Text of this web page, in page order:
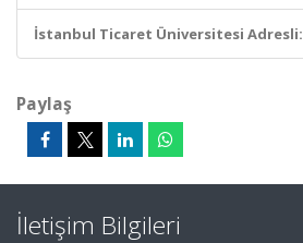
İstanbul Ticaret Üniversitesi Adresli:
Paylaş
İletişim Bilgileri